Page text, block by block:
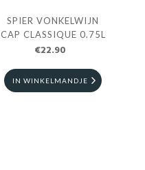
SPIER VONKELWIJN
CAP CLASSIQUE 0.75L
€22.90
IN WINKELMANDJE